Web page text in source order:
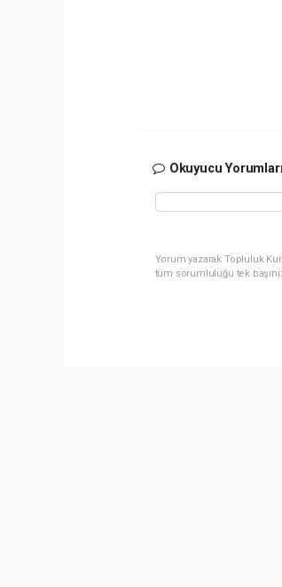
Okuyucu Yorumları
Yorum yazarak Topluluk
tüm sorumluluğu tek